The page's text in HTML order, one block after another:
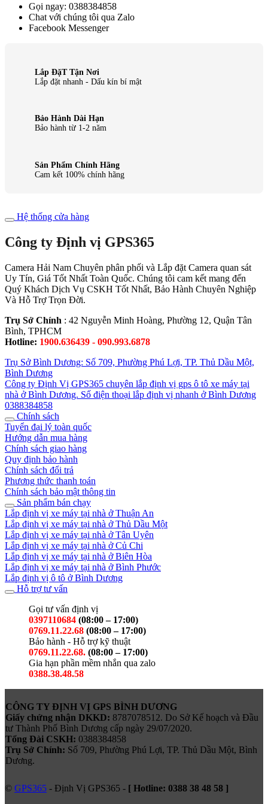
Gọi ngay: 0388384858
Chat với chúng tôi qua Zalo
Facebook Messenger
Lắp ĐặT Tận Nơi
Lắp đặt nhanh - Dấu kín bí mật
Bảo Hành Dài Hạn
Bảo hành từ 1-2 năm
Sản Phẩm Chính Hãng
Cam kết 100% chính hãng
Hệ thống cửa hàng
Công ty Định vị GPS365
Camera Hải Nam Chuyên phân phối và Lắp đặt Camera quan sát
Uy Tín, Giá Tốt Nhất Toàn Quốc. Chúng tôi cam kết mang đến
Quý Khách Dịch Vụ CSKH Tốt Nhất, Bảo Hành Chuyên Nghiệp
Và Hỗ Trợ Trọn Đời.
Trụ Sở Chính : 42 Nguyễn Minh Hoàng, Phường 12, Quận Tân
Bình, TPHCM
Hotline: 1900.636439 - 090.993.6878
Trụ Sở Bình Dương: Số 709, Phường Phú Lợi, TP. Thủ Dầu Một,
Bình Dương
Công ty Định Vị GPS365 chuyên lắp định vị gps ô tô xe máy tại
nhà ở Bình Dương. Số điện thoại lắp định vị nhanh ở Bình Dương
0388384858
Chính sách
Tuyển đại lý toàn quốc
Hướng dẫn mua hàng
Chính sách giao hàng
Quy định bảo hành
Chính sách đổi trả
Phương thức thanh toán
Chính sách bảo mật thông tin
Sản phẩm bán chạy
Lắp định vị xe máy tại nhà ở Thuận An
Lắp định vị xe máy tại nhà ở Thủ Dầu Một
Lắp định vị xe máy tại nhà ở Tân Uyên
Lắp định vị xe máy tại nhà ở Củ Chi
Lắp định vị xe máy tại nhà ở Biên Hòa
Lắp định vị xe máy tại nhà ở Bình Phước
Lắp định vị ô tô ở Bình Dương
Hỗ trợ tư vấn
Gọi tư vấn định vị
0397110684 (08:00 – 17:00)
0769.11.22.68 (08:00 – 17:00)
Bảo hành - Hỗ trợ kỹ thuật
0769.11.22.68. (08:00 – 17:00)
Gia hạn phần mềm nhắn qua zalo
0388.38.48.58
CÔNG TY ĐỊNH VỊ GPS BÌNH DƯƠNG
Giấy chứng nhận DKKD: 8787078512. Do Sở Kế hoạch và Đầu
tư Thành Phố Bình Dương cấp ngày 29/07/2020.
Tổng Đài CSKH: 0388384858
Trụ Sở Chính: Số 709, Phường Phú Lợi, TP. Thủ Dầu Một, Bình
Dương.
© GPS365 - Định Vị GPS365 - [ Hotline: 0388 38 48 58 ]